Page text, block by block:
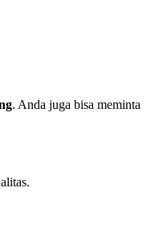
. Anda juga bisa meminta